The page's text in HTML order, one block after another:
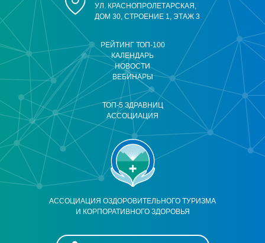
АССОЦИАЦИЯ ОЗДОРОВИТЕЛЬНОГО ТУРИЗМА
И КОРПОРАТИВНОГО ЗДОРОВЬЯ
РЕЙТИНГ ТОП-100
КАЛЕНДАРЬ
НОВОСТИ
ВЕБИНАРЫ
ТОП-5 ЗДРАВНИЦ
АССОЦИАЦИЯ
УЛ. КРАСНОПРОЛЕТАРСКАЯ,
ДОМ 30, СТРОЕНИЕ 1, ЭТАЖ 3